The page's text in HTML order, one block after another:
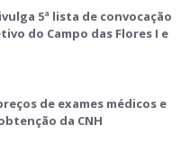
5ª lista de convocação
do Campo das Flores I e
de exames médicos e
da CNH